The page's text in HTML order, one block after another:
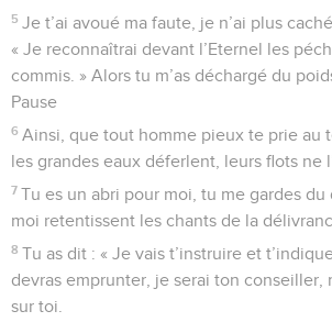
5 Je t’ai avoué ma faute, je n’ai plus
« Je reconnaîtrai devant l’Eternel les
commis. » Alors tu m’as déchargé du
Pause
6 Ainsi, que tout homme pieux te prie au
les grandes eaux déferlent, leurs flots ne
7 Tu es un abri pour moi, tu me gardes
moi retentissent les chants de la
8 Tu as dit : « Je vais t’instruire et
devras emprunter, je serai ton conseiller,
sur toi.